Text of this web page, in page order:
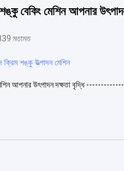
বেকিং মেশিন আপনার
মতামত
শঙ্কু উত্পাদন মেশিন
আপনার উৎপাদন দক্ষতা বৃদ্ধি